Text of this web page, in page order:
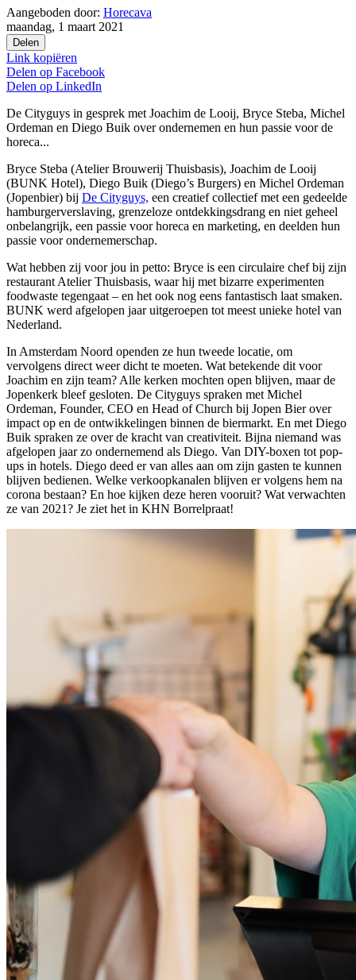
Aangeboden door: Horecava
maandag, 1 maart 2021
Delen
Link kopiëren
Delen op Facebook
Delen op LinkedIn
De Cityguys in gesprek met Joachim de Looij, Bryce Steba, Michel
Ordeman en Diego Buik over ondernemen en hun passie voor de
horeca...
Bryce Steba (Atelier Brouwerij Thuisbasis), Joachim de Looij
(BUNK Hotel), Diego Buik (Diego’s Burgers) en Michel Ordeman
(Jopenbier) bij De Cityguys, een creatief collectief met een gedeelde
hamburgerverslaving, grenzeloze ontdekkingsdrang en niet geheel
onbelangrijk, een passie voor horeca en marketing, en deelden hun
passie voor ondernemerschap.
Wat hebben zij voor jou in petto: Bryce is een circulaire chef bij zijn
restaurant Atelier Thuisbasis, waar hij met bizarre experimenten
foodwaste tegengaat – en het ook nog eens fantastisch laat smaken.
BUNK werd afgelopen jaar uitgeroepen tot meest unieke hotel van
Nederland.
In Amsterdam Noord openden ze hun tweede locatie, om
vervolgens direct weer dicht te moeten. Wat betekende dit voor
Joachim en zijn team? Alle kerken mochten open blijven, maar de
Jopenkerk bleef gesloten. De Cityguys spraken met Michel
Ordeman, Founder, CEO en Head of Church bij Jopen Bier over
impact op en de ontwikkelingen binnen de biermarkt. En met Diego
Buik spraken ze over de kracht van creativiteit. Bijna niemand was
afgelopen jaar zo ondernemend als Diego. Van DIY-boxen tot pop-
ups in hotels. Diego deed er van alles aan om zijn gasten te kunnen
blijven bedienen. Welke verkoopkanalen blijven er volgens hem na
corona bestaan? En hoe kijken deze heren vooruit? Wat verwachten
ze van 2021? Je ziet het in KHN Borrelpraat!